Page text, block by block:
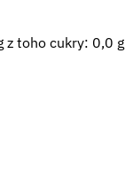
z toho cukry: 0,0 g